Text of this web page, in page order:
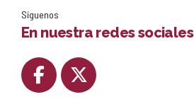
Síguenos
En nuestra redes sociales